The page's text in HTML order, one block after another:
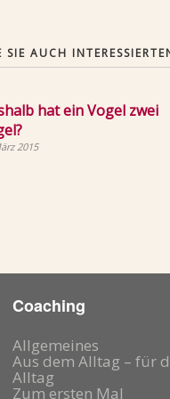
SIE AUCH
hat ein Vogel zwei
2015
Coaching
Allgemeines
Aus dem Alltag – für
Alltag
Zum ersten Mal